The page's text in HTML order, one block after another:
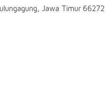
Jawa Timur 66272